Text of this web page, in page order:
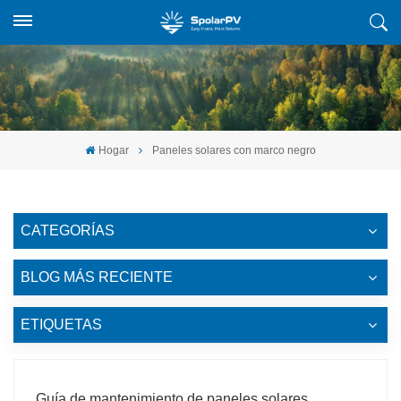
Hogar Paneles solares con marco negro
CATEGORÍAS
BLOG MÁS RECIENTE
ETIQUETAS